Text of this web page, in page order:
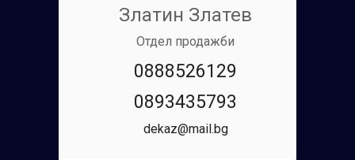
Златин Златев
Отдел продажби
0888526129
0893435793
dekaz@mail.bg